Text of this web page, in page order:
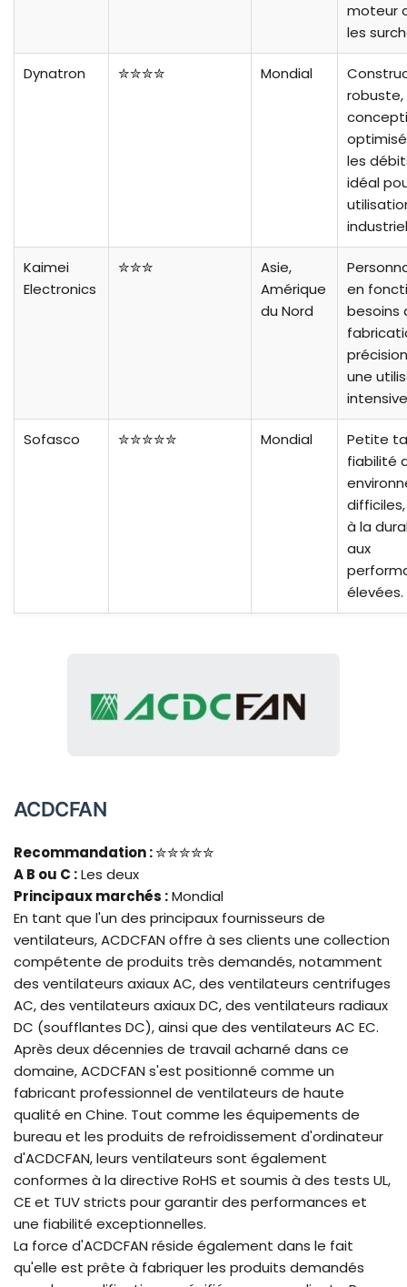
moteur
les
Dynatron ✮✮✮✮ Mondial
robuste,
les
idéal
Kaimei
Electronics
✮✮✮
Asie,
Amérique
du Nord
en
besoins
une
Sofasco ✮✮✮✮✮ Mondial
Petite
fiabilité
à la
aux
élevées.
ACDCFAN
Recommandation :✮✮✮✮✮
A B ou C :Les deux
Principaux marchés :Mondial
En tant que l'un des principaux fournisseurs de
ventilateurs, ACDCFAN offre à ses clients une collection
compétente de produits très demandés, notamment
des ventilateurs axiaux AC, des ventilateurs centrifuges
AC, des ventilateurs axiaux DC, des ventilateurs radiaux
DC (soufflantes DC), ainsi que des ventilateurs AC EC.
Après deux décennies de travail acharné dans ce
domaine, ACDCFAN s'est positionné comme un
fabricant professionnel de ventilateurs de haute
qualité en Chine. Tout comme les équipements de
bureau et les produits de refroidissement d'ordinateur
d'ACDCFAN, leurs ventilateurs sont également
conformes à la directive RoHS et soumis à des tests UL,
CE et TUV stricts pour garantir des performances et
une fiabilité exceptionnelles.
La force d'ACDCFAN réside également dans le fait
qu'elle est prête à fabriquer les produits demandés